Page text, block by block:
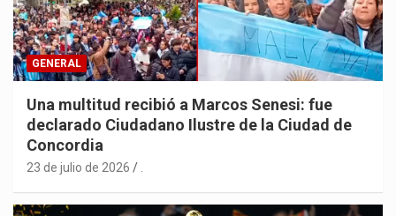
GENERAL
Una multitud recibió a Marcos Senesi: fue
declarado Ciudadano Ilustre de la Ciudad de
Concordia
23 de julio de 2026 .